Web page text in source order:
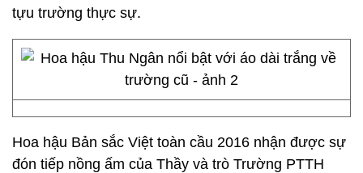
tựu trường thực sự.
Hoa hậu Bản sắc Việt toàn cầu 2016 nhận được sự
đón tiếp nồng ấm của Thầy và trò Trường PTTH